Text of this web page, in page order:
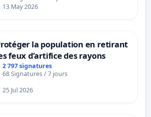
13 May 2026
la population en retirant
feux d’artifice des rayons
2 797 signatures
68 Signatures / 7 jours
25 Jul 2026